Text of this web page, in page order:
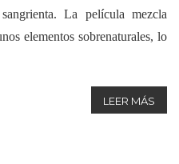
La película mezcla
elementos sobrenaturales, lo
LEER MÁS